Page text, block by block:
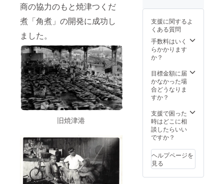
商の協力のもと焼津つくだ
煮「角煮」の開発に成功し
ました。
旧焼津港
ターン
に貼付
された
ラベル
や注意
書きを
い。 ご
支援へ
の感謝
手紙に
してお
送りし
ます
認くだ
さい。
ご支援
への感
謝の気
持ちを
お送り
します
体的に
仕上げ
た新し
いつく
だ煮を
お礼に
しま
す。オ
イル不
使用で
んには
もちろ
んです
がサラ
類、パ
ンやク
ラッ
カーに
支援に関するよ
くある質問
手数料はいく
らかかります
か？
目標金額に届
かなかった場
合どうなりま
すか？
支援で困った
時はどこに相
談したらいい
ですか？
ヘルプページを
見る